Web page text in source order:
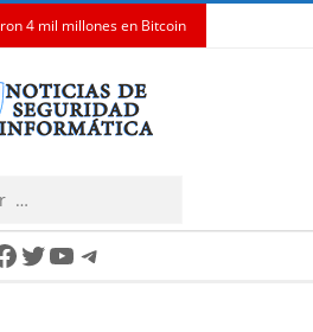
4 mil millones en Bitcoin
Twitter
YouTube
Telegram